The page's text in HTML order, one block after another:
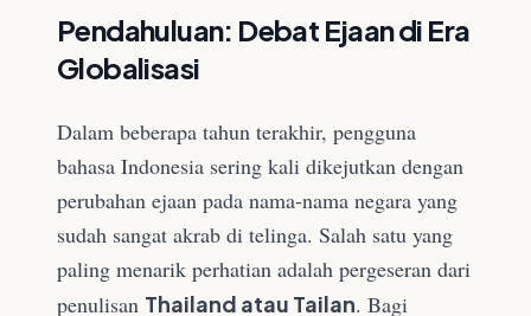
Pendahuluan: Debat Ejaan di Era
Globalisasi
Dalam beberapa tahun terakhir, pengguna
bahasa Indonesia sering kali dikejutkan dengan
perubahan ejaan pada nama-nama negara yang
sudah sangat akrab di telinga. Salah satu yang
paling menarik perhatian adalah pergeseran dari
penulisan Thailand atau Tailan. Bagi